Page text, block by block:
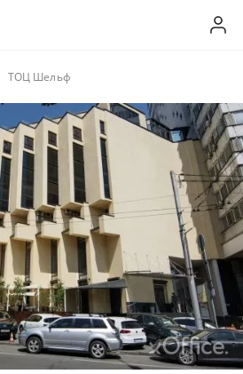
ТОЦ Шельф